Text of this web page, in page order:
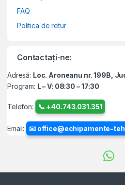
FAQ
Politica de retur
Contactați-ne:
Adresă: Loc. Aroneanu nr. 199B,
Program: L – V: 08:30 – 17:30
Telefon: 📞 +40.743.031.351
Email: 📧 office@echipamente-